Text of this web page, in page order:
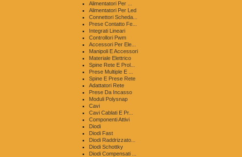
Alimentatori Per ...
Alimentatori Per Led
Connettori Scheda...
Prese Contatto Fe...
Integrati Lineari
Controllori Pwm
Accessori Per Ele...
Manipoli E Accessori
Materiale Elettrico
Spine Rete E Prol...
Prese Multiple E ...
Spine E Prese Rete
Adattatori Rete
Prese Da Incasso
Moduli Polysnap
Cavi
Cavi Cablati E Pr...
Componenti Attivi
Diodi
Diodi Fast
Diodi Raddrizzato...
Diodi Schottky
Diodi Compensati ...